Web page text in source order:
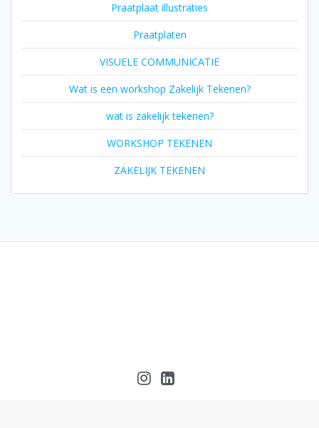
Praatplaat illustraties
Praatplaten
VISUELE COMMUNICATIE
Wat is een workshop Zakelijk Tekenen?
wat is zakelijk tekenen?
WORKSHOP TEKENEN
ZAKELIJK TEKENEN